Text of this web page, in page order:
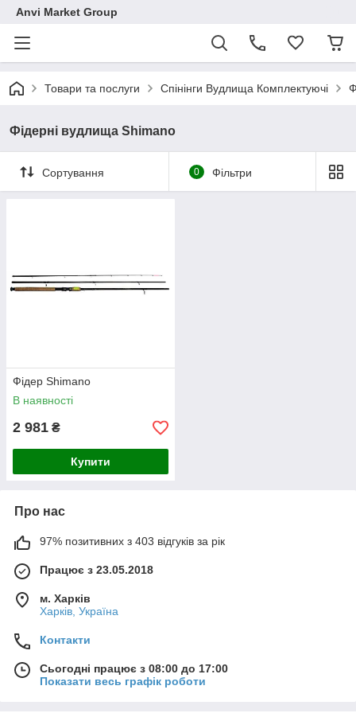
Anvi Market Group
Товари та послуги Спінінги Вудлища Комплектуючі
Фідерні вудлища Shimano
Сортування 0 Фільтри
Фідер Shimano
В наявності
2 981 ₴
Купити
Про нас
97% позитивних з 403 відгуків за рік
Працює з 23.05.2018
м. Харків
Харків, Україна
Контакти
Сьогодні працює з 08:00 до 17:00
Показати весь графік роботи